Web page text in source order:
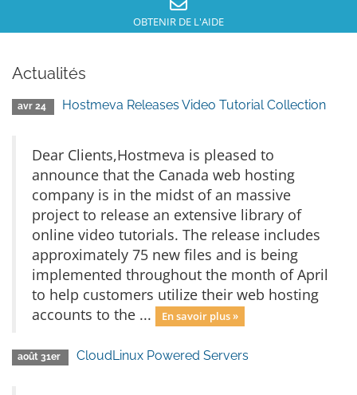
OBTENIR DE L'AIDE
Actualités
avr 24 Hostmeva Releases Video Tutorial Collection
Dear Clients,Hostmeva is pleased to
announce that the Canada web hosting
company is in the midst of an massive
project to release an extensive library of
online video tutorials. The release includes
approximately 75 new files and is being
implemented throughout the month of April
to help customers utilize their web hosting
accounts to the ...
En savoir plus »
août 31er CloudLinux Powered Servers